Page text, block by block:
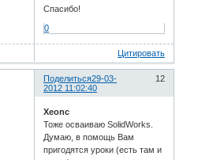
Спасибо!
0
Цитировать
Поделиться 12
29-03-
2012 11:02:40
Xeonc
Тоже осваиваю SolidWorks.
Думаю, в помощь Вам
пригодятся уроки (есть там и